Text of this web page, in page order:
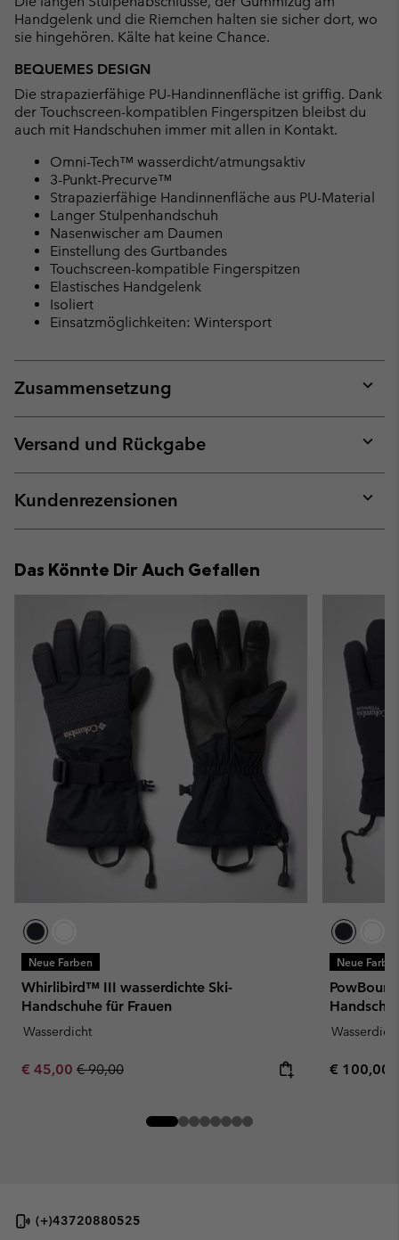
Handgelenk und die Riemchen halten sie sicher dort, wo
sie hingehören. Kälte hat keine Chance.
BEQUEMES DESIGN
Die strapazierfähige PU-Handinnenfläche ist griffig. Dank
der Touchscreen-kompatiblen Fingerspitzen bleibst du
auch mit Handschuhen immer mit allen in Kontakt.
Omni-Tech™ wasserdicht/atmungsaktiv
3-Punkt-Precurve™
Strapazierfähige Handinnenfläche aus PU-Material
Langer Stulpenhandschuh
Nasenwischer am Daumen
Einstellung des Gurtbandes
Touchscreen-kompatible Fingerspitzen
Elastisches Handgelenk
Isoliert
Einsatzmöglichkeiten: Wintersport
Zusammensetzung
or
Versand und Rückgabe
or
Kundenrezensionen
or
Das Könnte Dir Auch Gefallen
Neue Farben
Whirlibird™ III wasserdichte Ski-
Handschuhe für Frauen
Wasserdicht
Sale price:
€ 45,00 Regular price:
€ 90,00
Neue
Wasserdicht
Regular
€ 100,00
(+)43720880525